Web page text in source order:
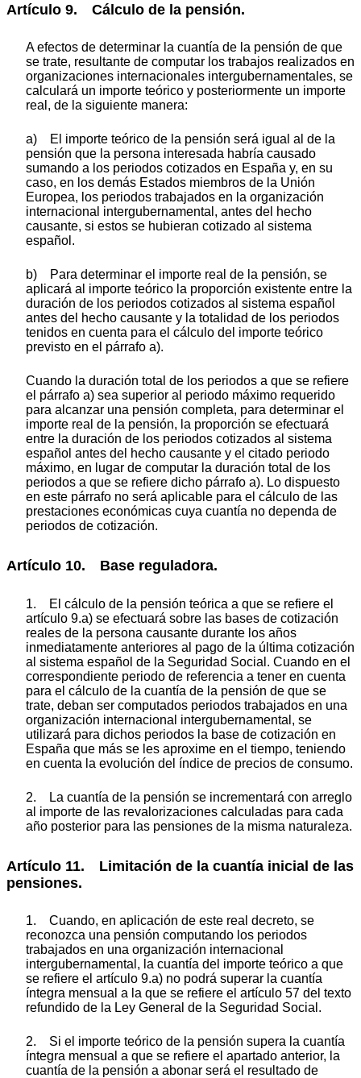
Artículo 9. Cálculo de la pensión.
A efectos de determinar la cuantía de la pensión de que
se trate, resultante de computar los trabajos realizados en
organizaciones internacionales intergubernamentales, se
calculará un importe teórico y posteriormente un importe
real, de la siguiente manera:
a) El importe teórico de la pensión será igual al de la
pensión que la persona interesada habría causado
sumando a los periodos cotizados en España y, en su
caso, en los demás Estados miembros de la Unión
Europea, los periodos trabajados en la organización
internacional intergubernamental, antes del hecho
causante, si estos se hubieran cotizado al sistema
español.
b) Para determinar el importe real de la pensión, se
aplicará al importe teórico la proporción existente entre la
duración de los periodos cotizados al sistema español
antes del hecho causante y la totalidad de los periodos
tenidos en cuenta para el cálculo del importe teórico
previsto en el párrafo a).
Cuando la duración total de los periodos a que se refiere
el párrafo a) sea superior al periodo máximo requerido
para alcanzar una pensión completa, para determinar el
importe real de la pensión, la proporción se efectuará
entre la duración de los periodos cotizados al sistema
español antes del hecho causante y el citado periodo
máximo, en lugar de computar la duración total de los
periodos a que se refiere dicho párrafo a). Lo dispuesto
en este párrafo no será aplicable para el cálculo de las
prestaciones económicas cuya cuantía no dependa de
periodos de cotización.
Artículo 10. Base reguladora.
1. El cálculo de la pensión teórica a que se refiere el
artículo 9.a) se efectuará sobre las bases de cotización
reales de la persona causante durante los años
inmediatamente anteriores al pago de la última cotización
al sistema español de la Seguridad Social. Cuando en el
correspondiente periodo de referencia a tener en cuenta
para el cálculo de la cuantía de la pensión de que se
trate, deban ser computados periodos trabajados en una
organización internacional intergubernamental, se
utilizará para dichos periodos la base de cotización en
España que más se les aproxime en el tiempo, teniendo
en cuenta la evolución del índice de precios de consumo.
2. La cuantía de la pensión se incrementará con arreglo
al importe de las revalorizaciones calculadas para cada
año posterior para las pensiones de la misma naturaleza.
Artículo 11. Limitación de la cuantía inicial de las
pensiones.
1. Cuando, en aplicación de este real decreto, se
reconozca una pensión computando los periodos
trabajados en una organización internacional
intergubernamental, la cuantía del importe teórico a que
se refiere el artículo 9.a) no podrá superar la cuantía
íntegra mensual a la que se refiere el artículo 57 del texto
refundido de la Ley General de la Seguridad Social.
2. Si el importe teórico de la pensión supera la cuantía
íntegra mensual a que se refiere el apartado anterior, la
cuantía de la pensión a abonar será el resultado de